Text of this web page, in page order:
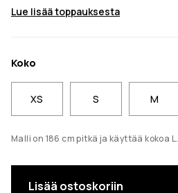
Lue lisää toppauksesta
Koko
XS S M
Malli on 186 cm pitkä ja käyttää kokoa L.
Lisää ostoskoriin